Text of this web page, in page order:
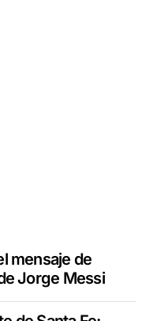
mensaje de
Jorge Messi